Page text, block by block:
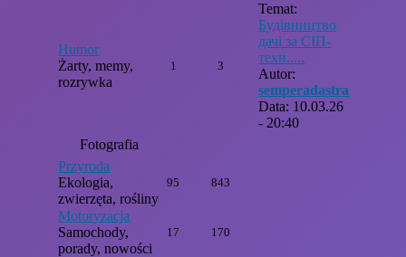
Humor
Żarty, memy,
rozrywka
1 3
Temat:
Будівництво
дачі за СІП-
техн.....
Autor:
semperadastra
Data: 10.03.26
- 20:40
Fotografia
Przyroda
Ekologia,
zwierzęta, rośliny
95 843
Motoryzacja
Samochody,
porady, nowości
17 170